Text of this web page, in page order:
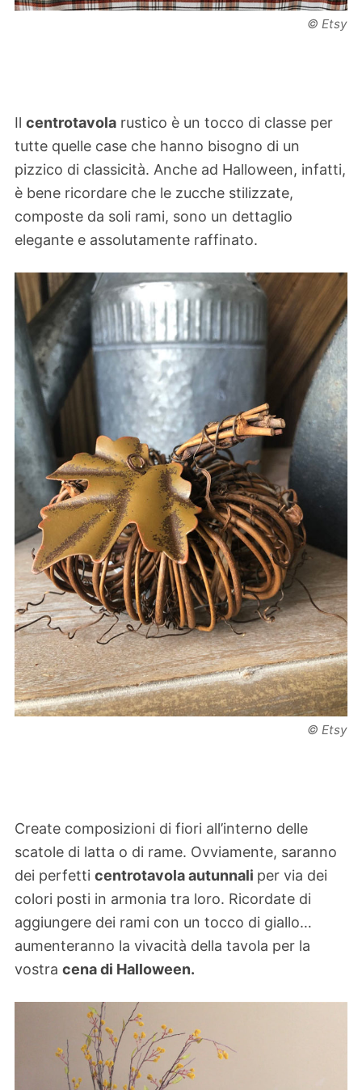
© Etsy
Il centrotavola rustico è un tocco di classe per
tutte quelle case che hanno bisogno di un
pizzico di classicità. Anche ad Halloween, infatti,
è bene ricordare che le zucche stilizzate,
composte da soli rami, sono un dettaglio
elegante e assolutamente raffinato.
© Etsy
Create composizioni di fiori all’interno delle
scatole di latta o di rame. Ovviamente, saranno
dei perfetti centrotavola autunnali per via dei
colori posti in armonia tra loro. Ricordate di
aggiungere dei rami con un tocco di giallo…
aumenteranno la vivacità della tavola per la
vostra cena di Halloween.